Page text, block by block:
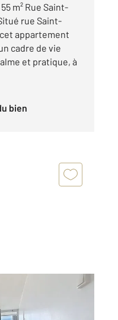
m² Rue Saint-
rue Saint-
appartement
cadre de vie
et pratique, à
bien